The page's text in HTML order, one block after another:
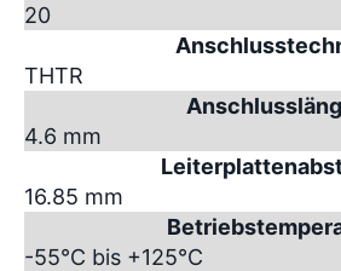
20
THTR
4.6 mm
16.85 mm
-55°C bis +125°C